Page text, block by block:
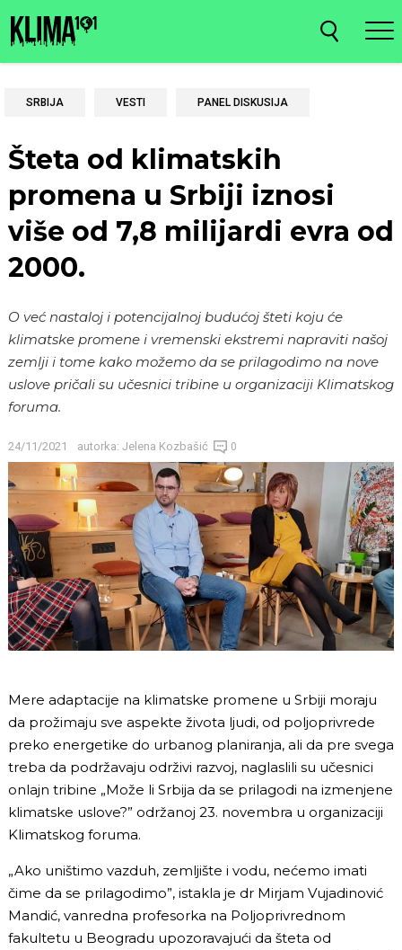
SRBIJA VESTI PANEL DISKUSIJA
Šteta od klimatskih
promena u Srbiji iznosi
više od 7,8 milijardi evra od
2000.
O već nastaloj i potencijalnoj budućoj šteti koju će
klimatske promene i vremenski ekstremi napraviti našoj
zemlji i tome kako možemo da se prilagodimo na nove
uslove pričali su učesnici tribine u organizaciji Klimatskog
foruma.
24/11/2021 autorka: Jelena Kozbašić 0
Mere adaptacije na klimatske promene u Srbiji moraju
da prožimaju sve aspekte života ljudi, od poljoprivrede
preko energetike do urbanog planiranja, ali da pre svega
treba da podržavaju održivi razvoj, naglaslili su učesnici
onlajn tribine „Može li Srbija da se prilagodi na izmenjene
klimatske uslove?” održanoj 23. novembra u organizaciji
Klimatskog foruma.
„Ako uništimo vazduh, zemljište i vodu, nećemo imati
čime da se prilagodimo”, istakla je dr Mirjam Vujadinović
Mandić, vanredna profesorka na Poljoprivrednom
fakultetu u Beogradu upozoravajući da šteta od